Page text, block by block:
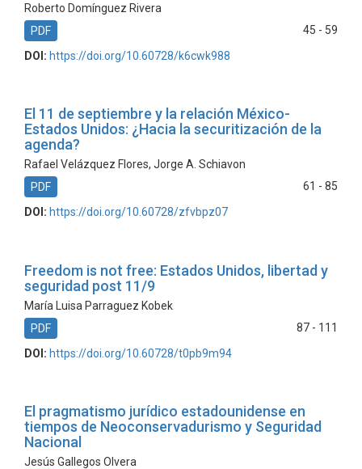
Roberto Domínguez Rivera
45 - 59
PDF
DOI: https://doi.org/10.60728/k6cwk988
El 11 de septiembre y la relación México-
Estados Unidos: ¿Hacia la securitización de la
agenda?
Rafael Velázquez Flores, Jorge A. Schiavon
61 - 85
PDF
DOI: https://doi.org/10.60728/zfvbpz07
Freedom is not free: Estados Unidos, libertad y
seguridad post 11/9
María Luisa Parraguez Kobek
87 - 111
PDF
DOI: https://doi.org/10.60728/t0pb9m94
El pragmatismo jurídico estadounidense en
tiempos de Neoconservadurismo y Seguridad
Nacional
Jesús Gallegos Olvera